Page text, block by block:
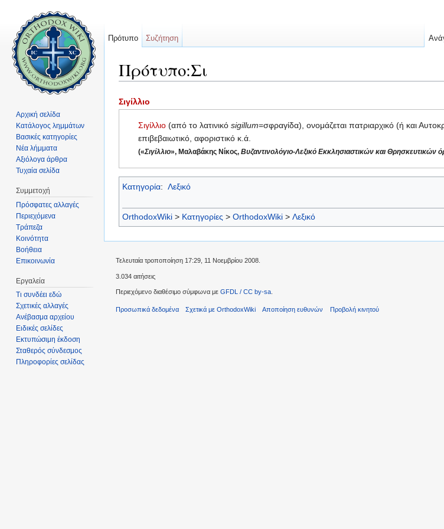
Πρότυπο:Σι
Σιγίλλιο
Σιγίλλιο (από το λατινικόsigillum=σφραγίδα), ονομάζεται πατριαρχικό (ή και
επιβεβαιωτικό, αφοριστικό κ.ά.
(«Σιγίλλιο», Μαλαβάκης Νίκος,Βυζαντινολόγιο-Λεξικό Εκκλησιαστικών και Θρησκευτικών
Κατηγορία: Λεξικό
OrthodoxWiki > Κατηγορίες > OrthodoxWiki > Λεξικό
Πρότυπο Συζήτηση
Αρχική σελίδα
Κατάλογος λημμάτων
Βασικές κατηγορίες
Νέα λήμματα
Αξιόλογα άρθρα
Τυχαία σελίδα
Συμμετοχή
Πρόσφατες αλλαγές
Περιεχόμενα
Τράπεζα
Κοινότητα
Βοήθεια
Επικοινωνία
Εργαλεία
Τι συνδέει εδώ
Σχετικές αλλαγές
Ανέβασμα αρχείου
Ειδικές σελίδες
Εκτυπώσιμη έκδοση
Σταθερός σύνδεσμος
Πληροφορίες σελίδας
Τελευταία τροποποίηση 17:29, 11 Νοεμβρίου 2008.
3.034 αιτήσεις
Περιεχόμενο διαθέσιμο σύμφωνα με GFDL / CC by-sa
Προσωπικά δεδομένα Σχετικά με OrthodoxWiki Αποποίηση ευθυνών Προβολή κινητού